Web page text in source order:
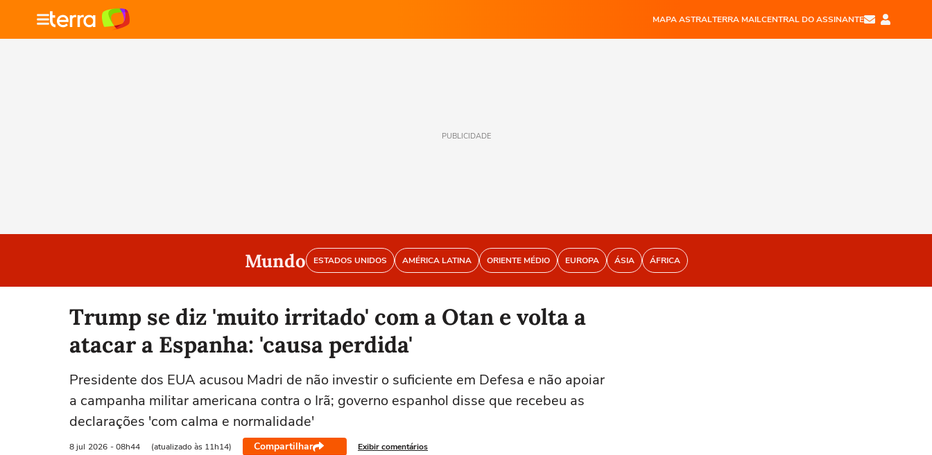
MAPA ASTRALTERRA MAILCENTRAL DO ASSINANTE
PUBLICIDADE
Mundo ESTADOS UNIDOS AMÉRICA LATINA ORIENTE MÉDIO EUROPA ÁSIA ÁFRICA
Trump se diz 'muito irritado' com a Otan e volta a
atacar a Espanha: 'causa perdida'
Presidente dos EUA acusou Madri de não investir o suficiente em Defesa e não apoiar
a campanha militar americana contra o Irã; governo espanhol disse que recebeu as
declarações 'com calma e normalidade'
8 jul 2026 - 08h44 (atualizado às 11h14) Compartilhar Exibir comentários